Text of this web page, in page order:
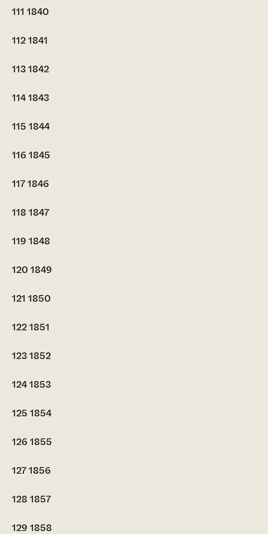
111 1840
1121841
1131842
1141843
115 1844
116 1845
1171846
118 1847
119 1848
120 1849
121 1850
1221851
1231852
1241853
125 1854
126 1855
1271856
128 1857
129 1858